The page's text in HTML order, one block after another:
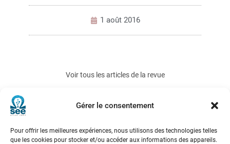
Gérer le consentement
Pour offrir les meilleures expériences, nous utilisons des technologies telles
que les cookies pour stocker et/ou accéder aux informations des appareils.
1 août 2016
Voir tous les articles de la revue
e-STA 2010-2